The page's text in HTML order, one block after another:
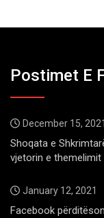
Postimet E
December 15, 2021
Shoqata e
vjetorin e themelimit
January 12, 2021
Facebook